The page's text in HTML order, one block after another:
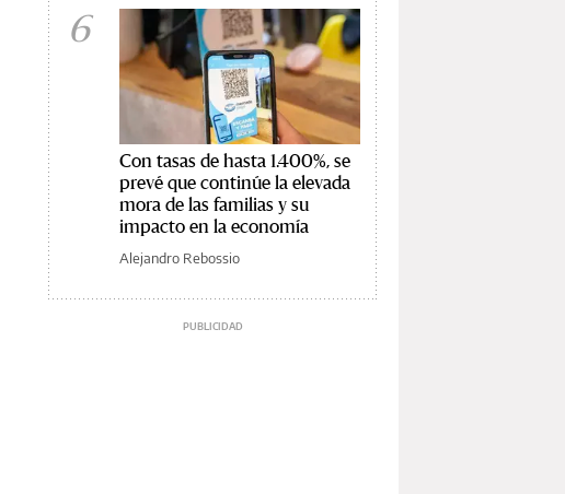
6
Con tasas de hasta 1.400%, se
prevé que continúe la elevada
mora de las familias y su
impacto en la economía
Alejandro Rebossio